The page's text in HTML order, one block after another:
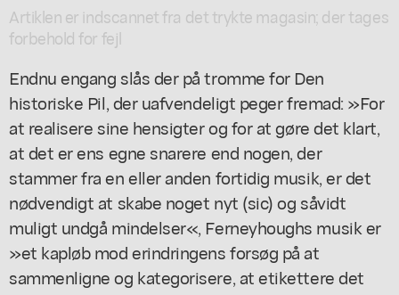
Artiklen er indscannet fra det trykte magasin; der tages
forbehold for fejl
Endnu engang slås der på tromme for Den
historiske Pil, der uafvendeligt peger fremad: »For
at realisere sine hensigter og for at gøre det klart,
at det er ens egne snarere end nogen, der
stammer fra en eller anden fortidig musik, er det
nødvendigt at skabe noget nyt (sic) og såvidt
muligt undgå mindelser«, Ferneyhoughs musik er
»et kapløb mod erindringens forsøg på at
sammenligne og kategorisere, at etikettere det